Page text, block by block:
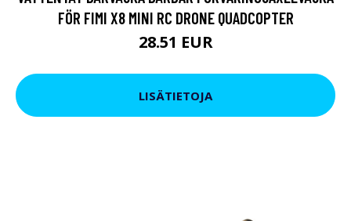
FÖR FIMI X8 MINI RC DRONE QUADCOPTER
28.51 EUR
LISÄTIETOJA